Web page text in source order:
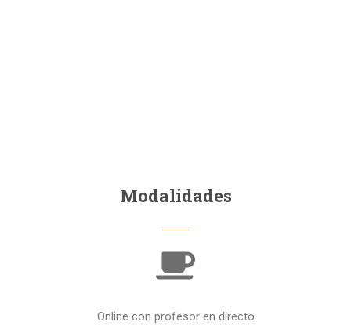
Modalidades
Online con profesor en directo